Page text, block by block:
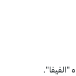
"الفيفا".